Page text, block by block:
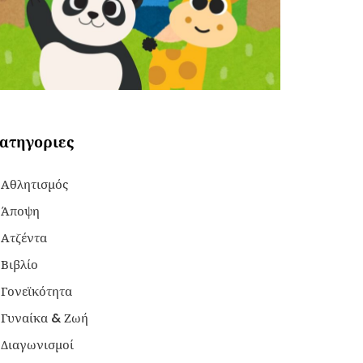
Αθλητισμός
Άποψη
Ατζέντα
Βιβλίο
Γονεϊκότητα
Γυναίκα & Ζωή
Διαγωνισμοί